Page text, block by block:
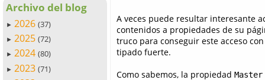
Archivo del blog
► 2026 (37)
► 2025 (72)
► 2024 (80)
► 2023 (71)
A veces puede resultar interesante
contenidos a propiedades de su
truco para conseguir este acceso
tipado fuerte.
Como sabemos, la propiedad Master